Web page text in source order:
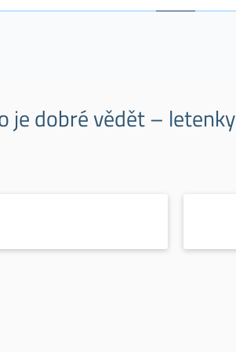
je dobré vědět – letenky